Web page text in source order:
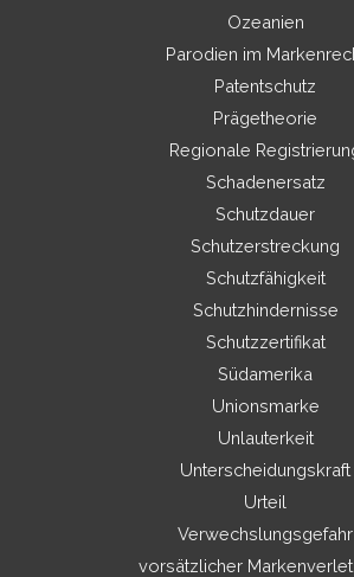
Ozeanien
Parodien im
Patentschutz
Prägetheorie
Regionale
Schadenersatz
Schutzdauer
Schutzerstreckung
Schutzfähigkeit
Schutzhindernisse
Schutzzertifikat
Südamerika
Unionsmarke
Unlauterkeit
Unterscheidungskraft
Urteil
Verwechslungsgefahr
vorsätzlicher